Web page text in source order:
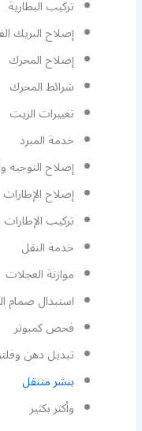
تركيب البطارية
إصلاح البريك
إصلاح المحرك
شرائط المحرك
تغييرات الزيت
خدمة المبرد
إصلاح التوجيه
إصلاح الإطارات
تركيب الإطارات
خدمة النقل
موازنة العجلات
استبدال صمام
فحص كمبوتر
تبديل دهن
بنشر متنقل
وأكثر بكثير